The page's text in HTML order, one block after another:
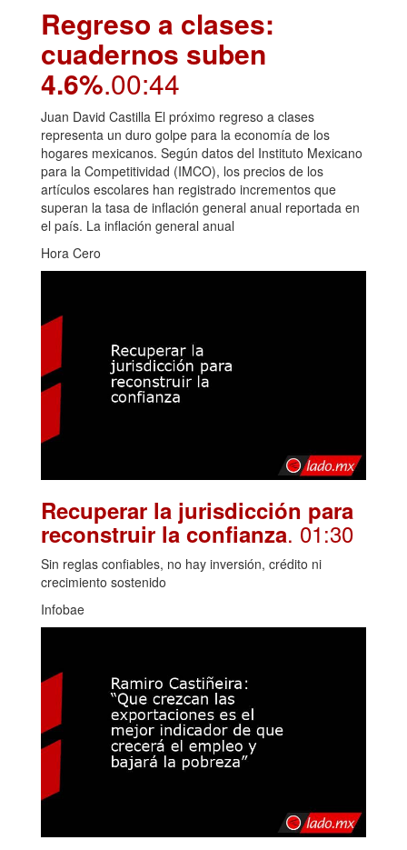
Regreso a clases:
cuadernos suben
4.6%.00:44
Juan David Castilla El próximo regreso a clases
representa un duro golpe para la economía de los
hogares mexicanos. Según datos del Instituto Mexicano
para la Competitividad (IMCO), los precios de los
artículos escolares han registrado incrementos que
superan la tasa de inflación general anual reportada en
el país. La inflación general anual
Hora Cero
Recuperar la jurisdicción para
reconstruir la confianza. 01:30
Sin reglas confiables, no hay inversión, crédito ni
crecimiento sostenido
Infobae